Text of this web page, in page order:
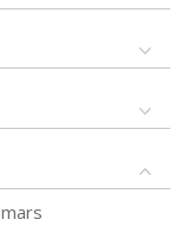
mars